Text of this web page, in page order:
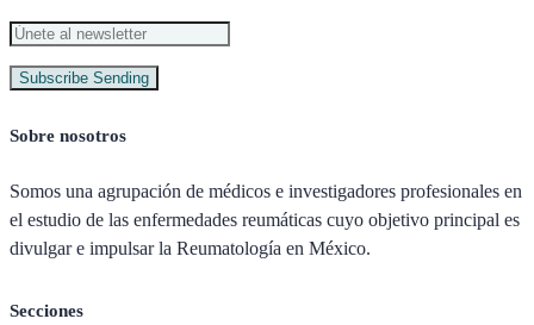
Subscribe Sending
Sobre nosotros
Somos una agrupación de médicos e investigadores profesionales en
el estudio de las enfermedades reumáticas cuyo objetivo principal es
divulgar e impulsar la Reumatología en México.
Secciones